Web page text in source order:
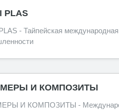
PLAS
- Тайпейская
И КОМПОЗИТЫ
И КОМПОЗИТЫ -